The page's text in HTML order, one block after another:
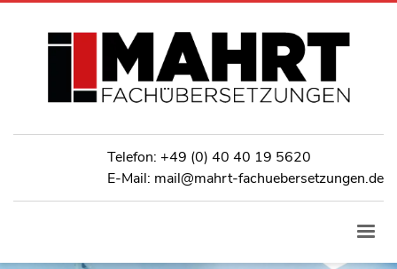
Telefon: +49 (0) 40 40 19 5620
E-Mail: mail@mahrt-fachuebersetzungen.de